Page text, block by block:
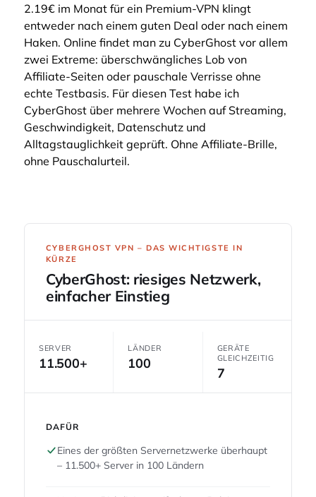
2.19€ im Monat für ein Premium-VPN klingt
entweder nach einem guten Deal oder nach einem
Haken. Online findet man zu CyberGhost vor allem
zwei Extreme: überschwängliches Lob von
Affiliate-Seiten oder pauschale Verrisse ohne
echte Testbasis. Für diesen Test habe ich
CyberGhost über mehrere Wochen auf Streaming,
Geschwindigkeit, Datenschutz und
Alltagstauglichkeit geprüft. Ohne Affiliate-Brille,
ohne Pauschalurteil.
CYBERGHOST VPN – DAS WICHTIGSTE IN
KÜRZE
CyberGhost: riesiges Netzwerk,
einfacher Einstieg
SERVER
11.500+
LÄNDER
100
GERÄTE
GLEICHZEITIG
7
DAFÜR
Eines der größten Servernetzwerke überhaupt
– 11.500+ Server in 100 Ländern